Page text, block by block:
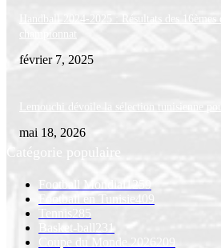
Handball 2024-2025 : Résultats des 16èmes
championnat
février 7, 2025
Lemouchi dévoile la sélection tunisienne
mai 18, 2026
Catégorie populaire
Football Mondial
1259
Football en Tunisie 409
Tennis
285
Basket-ball
231
Coupe du Monde 2026 209